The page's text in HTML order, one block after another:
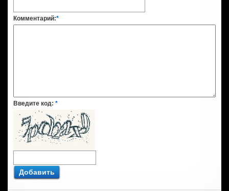
Комментарий:*
Введите код: *
Добавить